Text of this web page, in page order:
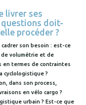
livrer ses
questions doit-
procéder ?
son besoin : est-ce
de volumétrie et de
en termes de contraintes
cyclologistique ?
dans son process,
en vélo cargo ?
urbain ? Est-ce que